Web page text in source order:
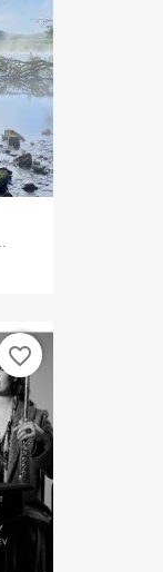
favorite_border